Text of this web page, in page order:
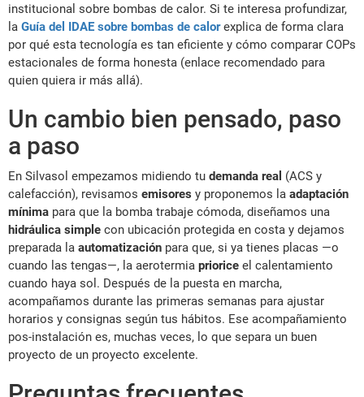
institucional sobre bombas de calor. Si te interesa profundizar,
la Guía del IDAE sobre bombas de calorexplica de forma clara
por qué esta tecnología es tan eficiente y cómo comparar COPs
estacionales de forma honesta (enlace recomendado para
quien quiera ir más allá).
Un cambio bien pensado, paso
a paso
En Silvasol empezamos midiendo tu demanda real (ACS y
calefacción), revisamos emisores y proponemos la adaptación
mínima para que la bomba trabaje cómoda, diseñamos una
hidráulica simple con ubicación protegida en costa y dejamos
preparada la automatización para que, si ya tienes placas —o
cuando las tengas—, la aerotermia priorice el calentamiento
cuando haya sol. Después de la puesta en marcha,
acompañamos durante las primeras semanas para ajustar
horarios y consignas según tus hábitos. Ese acompañamiento
pos-instalación es, muchas veces, lo que separa un buen
proyecto de un proyecto excelente.